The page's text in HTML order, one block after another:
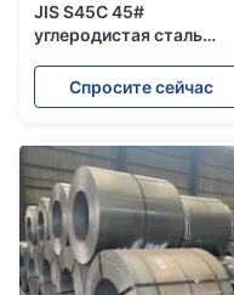
JIS S45C 45#
углеродистая сталь
индивидуальный размер
Ms железный рулон
Спросите сейчас